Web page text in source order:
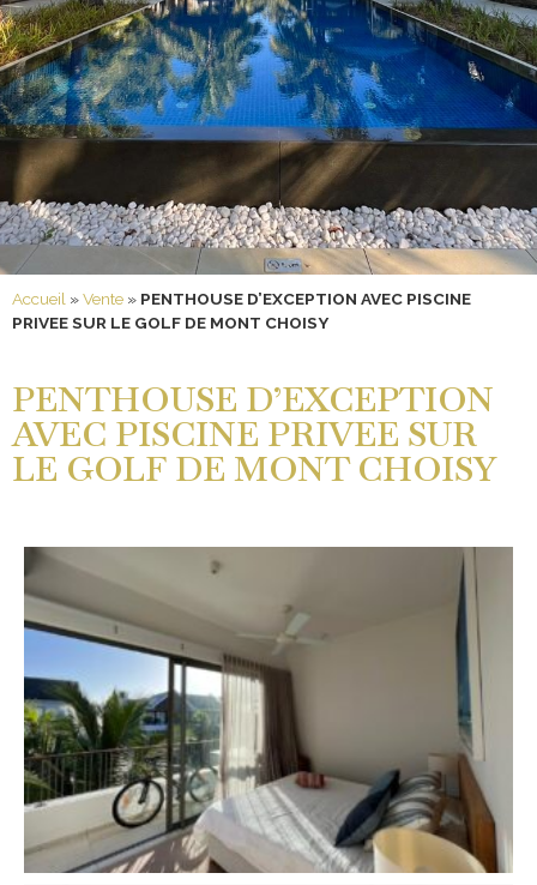
Accueil »Vente » PENTHOUSE D’EXCEPTION AVEC PISCINE
PRIVEE SUR LE GOLF DE MONT CHOISY
PENTHOUSE D’EXCEPTION
AVEC PISCINE PRIVEE SUR
LE GOLF DE MONT CHOISY